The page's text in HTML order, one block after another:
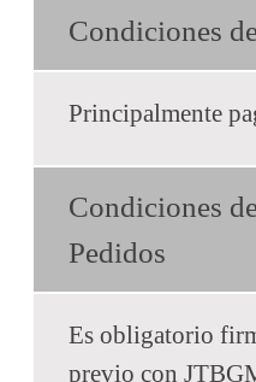
Condiciones
Principalmente
Condiciones
Pedidos
Es obligatorio
previo con